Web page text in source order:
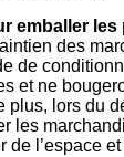
emballer
des
de
et ne
plus, lors du
les
de l’espace